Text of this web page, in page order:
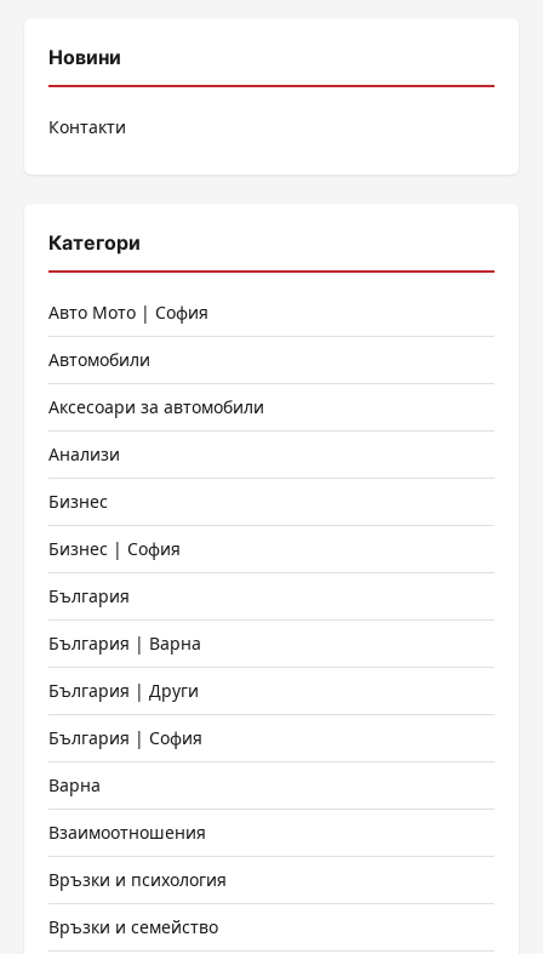
Новини
Контакти
Категори
Авто Мото | София
Автомобили
Аксесоари за автомобили
Анализи
Бизнес
Бизнес | София
България
България | Варна
България | Други
България | София
Варна
Взаимоотношения
Връзки и психология
Връзки и семейство